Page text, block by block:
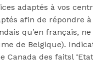
adaptés à vos
afin de répondre
qu’en français,
de Belgique).
Canada des faitsl